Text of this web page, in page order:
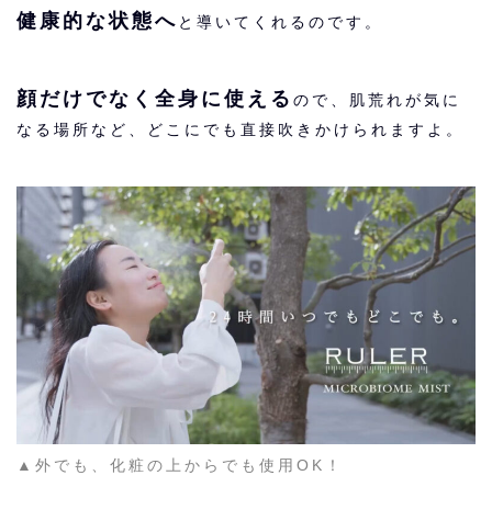
健康的な状態へ と導いてくれるのです。
顔だけでなく全身に使える ので、肌荒れが気に
なる場所など、どこにでも直接吹きかけられますよ。
▲外でも、化粧の上からでも使用OK！